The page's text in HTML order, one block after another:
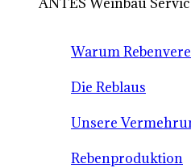
Warum
Die Reblaus
Unsere
Rebenproduktion